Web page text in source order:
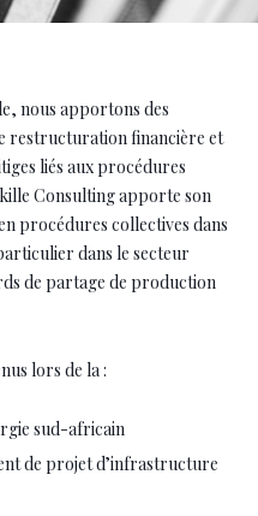
nous apportons des
restructuration financière et
liés aux procédures
Consulting apporte son
procédures collectives dans
dans le secteur
de partage de production
lors de la :
sud-africain
de projet d’infrastructure